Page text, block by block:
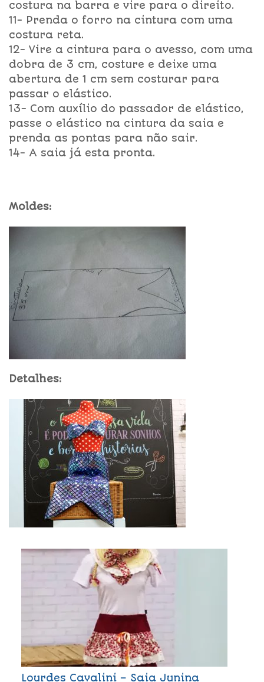
costura na barra e vire para o direito.
11- Prenda o forro na cintura com uma
costura reta.
12- Vire a cintura para o avesso, com uma
dobra de 3 cm, costure e deixe uma
abertura de 1 cm sem costurar para
passar o elástico.
13- Com auxílio do passador de elástico,
passe o elástico na cintura da saia e
prenda as pontas para não sair.
14- A saia já esta pronta.
Moldes:
Detalhes:
Lourdes Cavalini – Saia Junina